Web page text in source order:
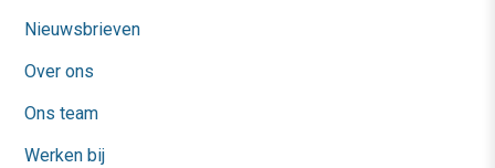
Nieuwsbrieven
Over ons
Ons team
Werken bij